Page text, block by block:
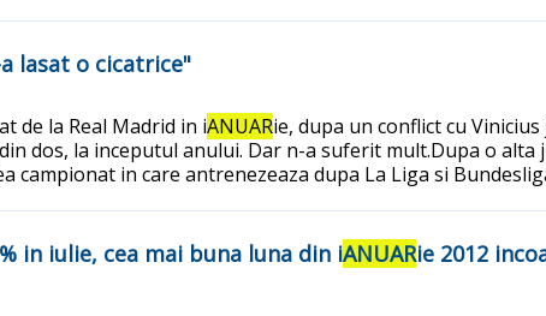
lasat o cicatrice"
de la Real Madrid in iANUARie, dupa un conflict cu
dos, la inceputul anului. Dar n-a suferit mult.Dupa o
in care antrenezeaza dupa La Liga si
in iulie, cea mai buna luna din iANUARie 2012